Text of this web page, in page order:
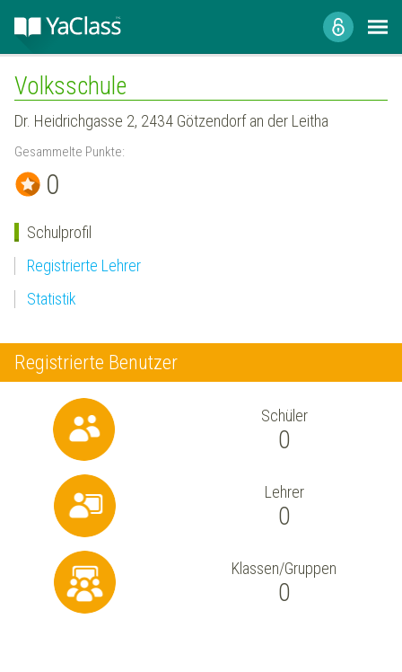
Volksschule
Dr. Heidrichgasse 2, 2434 Götzendorf an der Leitha
Gesammelte Punkte:
0
Schulprofil
Registrierte Lehrer
Statistik
Registrierte Benutzer
Schüler
0
Lehrer
0
Klassen/Gruppen
0